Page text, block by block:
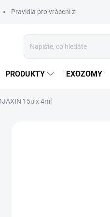
Pravidla pro vrácení zboží a plateb
PRODUKTY EXOZOMY
15u x 4ml